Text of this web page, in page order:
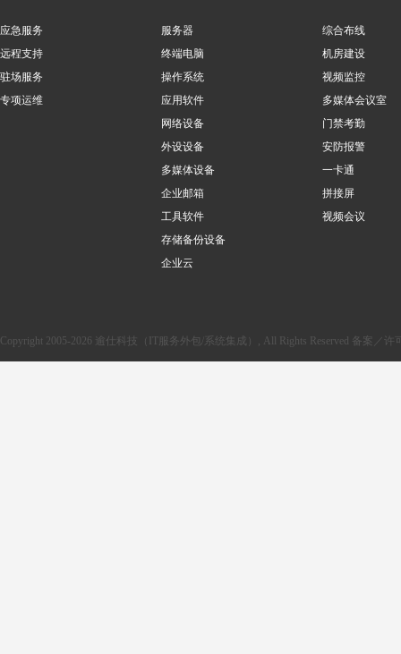
应急服务
远程支持
驻场服务
专项运维
服务器
终端电脑
操作系统
应用软件
网络设备
外设设备
多媒体设备
企业邮箱
工具软件
存储备份设备
企业云
综合布线
机房建设
视频监控
多媒体会议室
门禁考勤
安防报警
一卡通
拼接屏
视频会议
Copyright 2005-2026 逾仕科技（IT服务外包/系统集成）, All Rights Reserved 备案／